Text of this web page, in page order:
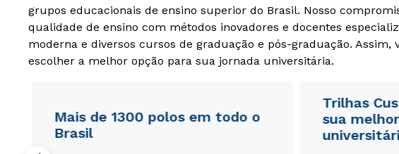
grupos educacionais de ensino superior do Brasil. Nosso
qualidade de ensino com métodos inovadores e docentes
moderna e diversos cursos de graduação e pós-graduação. Assim,
escolher a melhor opção para sua jornada universitária.
Mais de 1300 polos em todo o
Brasil
Trilhas
sua